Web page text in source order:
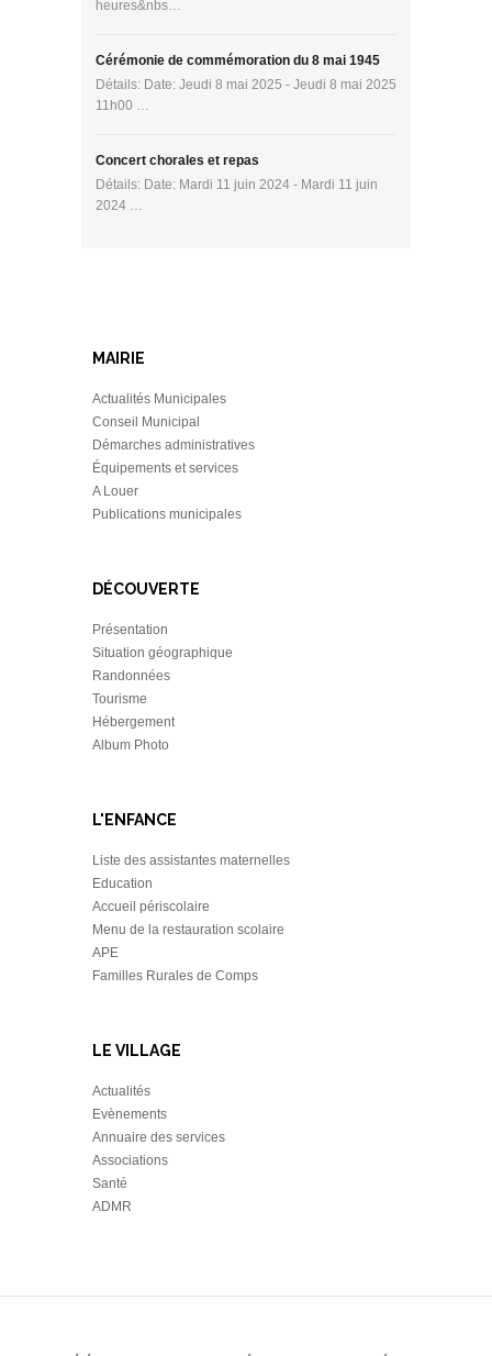
heures&nbs…
Cérémonie de commémoration du 8 mai 1945
Détails: Date: Jeudi 8 mai 2025 - Jeudi 8 mai 2025
11h00 …
Concert chorales et repas
Détails: Date: Mardi 11 juin 2024 - Mardi 11 juin
2024 …
MAIRIE
Actualités Municipales
Conseil Municipal
Démarches administratives
Équipements et services
A Louer
Publications municipales
DÉCOUVERTE
Présentation
Situation géographique
Randonnées
Tourisme
Hébergement
Album Photo
L'ENFANCE
Liste des assistantes maternelles
Education
Accueil périscolaire
Menu de la restauration scolaire
APE
Familles Rurales de Comps
LE VILLAGE
Actualités
Evènements
Annuaire des services
Associations
Santé
ADMR